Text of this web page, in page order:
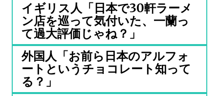
イギリス人「日本で30軒ラーメ
ン店を巡って気付いた、一蘭っ
て過大評価じゃね？」
外国人「お前ら日本のアルフォ
ートというチョコレート知って
る？」